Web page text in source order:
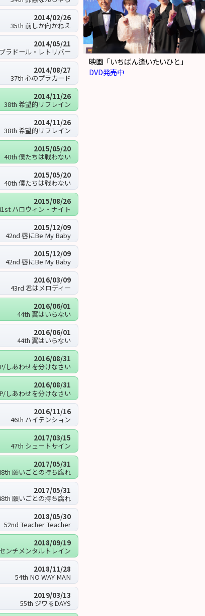
2014/02/26
35th 前しか向かねえ
2014/05/21
ラドール・レトリバー
2014/08/27
37th 心のプラカード
2014/11/26
38th 希望的リフレイン
2014/11/26
38th 希望的リフレイン
2015/05/20
40th 僕たちは戦わない
2015/05/20
40th 僕たちは戦わない
2015/08/26
ハロウィン・ナイト
2015/12/09
42nd 唇にBe My Baby
2015/12/09
42nd 唇にBe My Baby
2016/03/09
43rd 君はメロディー
2016/06/01
44th 翼はいらない
2016/06/01
44th 翼はいらない
2016/08/31
しあわせを分けなさい
2016/08/31
しあわせを分けなさい
2016/11/16
46th ハイテンション
2017/03/15
47th シュートサイン
2017/05/31
願いごとの持ち腐れ
2017/05/31
願いごとの持ち腐れ
2018/05/30
52nd Teacher Teacher
2018/09/19
ンチメンタルトレイン
2018/11/28
54th NO WAY MAN
2019/03/13
55th ジワるDAYS
映画「いちばん逢いたいひと」
DVD発売中